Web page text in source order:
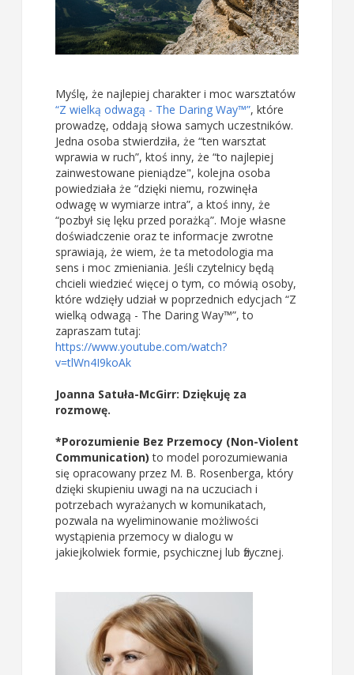
Myślę, że najlepiej charakter i moc warsztatów
“Z wielką odwagą - The Daring Way™”, które
prowadzę, oddają słowa samych uczestników.
Jedna osoba stwierdziła, że “ten warsztat
wprawia w ruch”, ktoś inny, że “to najlepiej
zainwestowane pieniądze", kolejna osoba
powiedziała że “dzięki niemu, rozwinęła
odwagę w wymiarze intra”, a ktoś inny, że
“pozbył się lęku przed porażką”. Moje własne
doświadczenie oraz te informacje zwrotne
sprawiają, że wiem, że ta metodologia ma
sens i moc zmieniania. Jeśli czytelnicy będą
chcieli wiedzieć więcej o tym, co mówią osoby,
które wdzięły udział w poprzednich edycjach “Z
wielką odwagą - The Daring Way™”, to
zapraszam tutaj:
https://www.youtube.com/watch?
v=tlWn4I9koAk
Joanna Satuła-McGirr: Dziękuję za
rozmowę.
*Porozumienie Bez Przemocy (Non-Violent
Communication) to model porozumiewania
się opracowany przez M. B. Rosenberga, który
dzięki skupieniu uwagi na na uczuciach i
potrzebach wyrażanych w komunikatach,
pozwala na wyeliminowanie możliwości
wystąpienia przemocy w dialogu w
jakiejkolwiek formie, psychicznej lub fizycznej.